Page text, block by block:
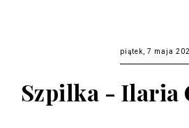
piątek, 7 maja
Szpilka - Ilaria